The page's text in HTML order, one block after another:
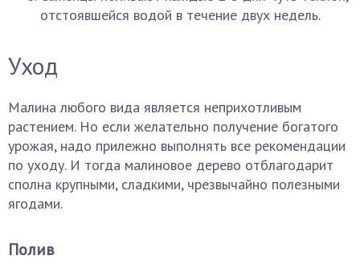
отстоявшейся водой в течение двух недель.
Уход
Малина любого вида является неприхотливым
растением. Но если желательно получение богатого
урожая, надо прилежно выполнять все рекомендации
по уходу. И тогда малиновое дерево отблагодарит
сполна крупными, сладкими, чрезвычайно полезными
ягодами.
Полив